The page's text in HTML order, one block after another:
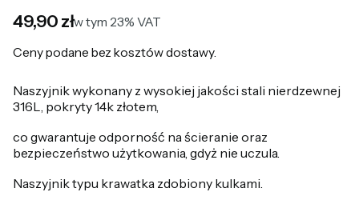
Cena
49,90 złw tym 23% VAT
w tym 23% VAT
Ceny podane bez kosztów dostawy.
Naszyjnik wykonany z wysokiej jakości stali nierdzewnej
316L, pokryty 14k złotem,
co gwarantuje odporność na ścieranie oraz
bezpieczeństwo użytkowania, gdyż nie uczula.
Naszyjnik typu krawatka zdobiony kulkami.